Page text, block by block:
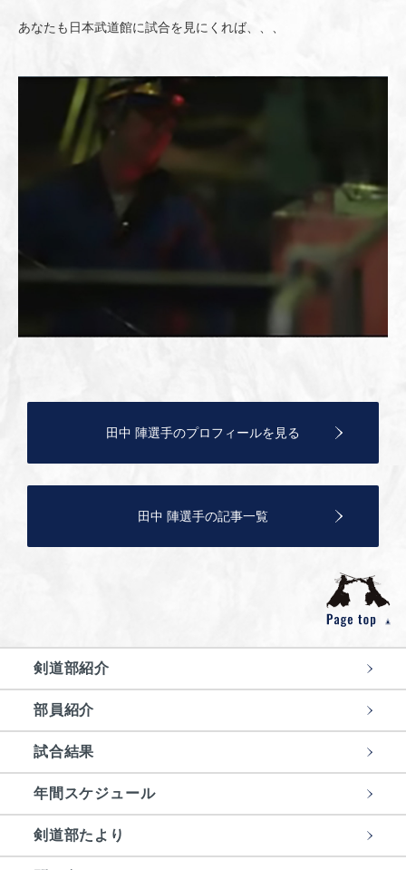
あなたも日本武道館に試合を見にくれば、、、
田中 陣選手のプロフィールを見る
田中 陣選手の記事一覧
剣道部紹介
部員紹介
試合結果
年間スケジュール
剣道部たより